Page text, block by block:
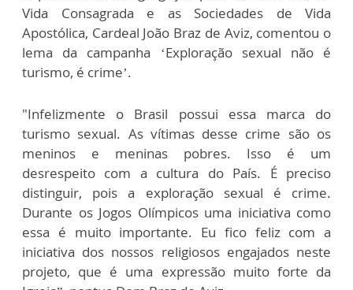
Vida Consagrada e as Sociedades de Vida
Apostólica, Cardeal João Braz de Aviz, comentou o
lema da campanha ‘Exploração sexual não é
turismo, é crime’.
"Infelizmente o Brasil possui essa marca do
turismo sexual. As vítimas desse crime são os
meninos e meninas pobres. Isso é um
desrespeito com a cultura do País. É preciso
distinguir, pois a exploração sexual é crime.
Durante os Jogos Olímpicos uma iniciativa como
essa é muito importante. Eu fico feliz com a
iniciativa dos nossos religiosos engajados neste
projeto, que é uma expressão muito forte da